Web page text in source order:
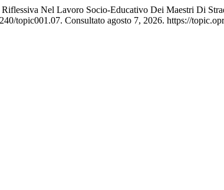
Nel Lavoro Socio-Educativo Dei Maestri Di
topic001.07. Consultato agosto 7, 2026. https://